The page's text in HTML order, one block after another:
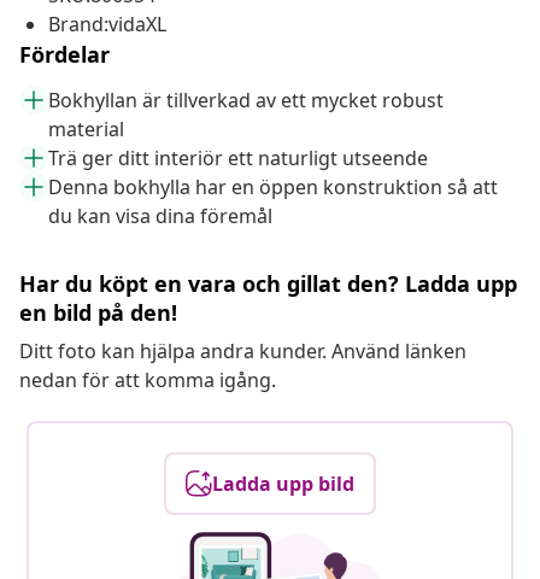
Brand:vidaXL
Fördelar
Bokhyllan är tillverkad av ett mycket robust
material
Trä ger ditt interiör ett naturligt utseende
Denna bokhylla har en öppen konstruktion så att
du kan visa dina föremål
Har du köpt en vara och gillat den? Ladda upp
en bild på den!
Ditt foto kan hjälpa andra kunder. Använd länken
nedan för att komma igång.
Ladda upp bild